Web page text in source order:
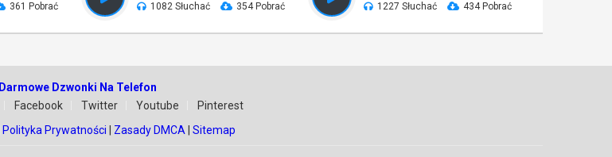
361 Pobrać 1082 Słuchać 354 Pobrać 1227 Słuchać 434 Pobrać
Darmowe Dzwonki Na Telefon
Facebook Twitter Youtube
Pinterest
Polityka Prywatności Zasady DMCA Sitemap